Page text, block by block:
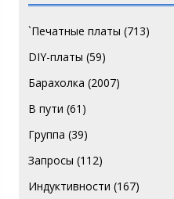
`Печатные платы (713)
DIY-платы (59)
Барахолка (2007)
В пути (61)
Группа (39)
Запросы (112)
Индуктивности (167)